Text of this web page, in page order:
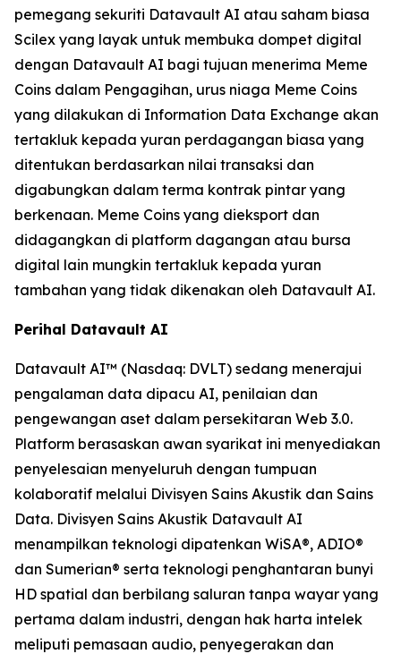
pemegang sekuriti Datavault AI atau saham biasa
Scilex yang layak untuk membuka dompet digital
dengan Datavault AI bagi tujuan menerima Meme
Coins dalam Pengagihan, urus niaga Meme Coins
yang dilakukan di Information Data Exchange akan
tertakluk kepada yuran perdagangan biasa yang
ditentukan berdasarkan nilai transaksi dan
digabungkan dalam terma kontrak pintar yang
berkenaan. Meme Coins yang dieksport dan
didagangkan di platform dagangan atau bursa
digital lain mungkin tertakluk kepada yuran
tambahan yang tidak dikenakan oleh Datavault AI.
Perihal Datavault AI
Datavault AI™ (Nasdaq: DVLT) sedang menerajui
pengalaman data dipacu AI, penilaian dan
pengewangan aset dalam persekitaran Web 3.0.
Platform berasaskan awan syarikat ini menyediakan
penyelesaian menyeluruh dengan tumpuan
kolaboratif melalui Divisyen Sains Akustik dan Sains
Data. Divisyen Sains Akustik Datavault AI
menampilkan teknologi dipatenkan WiSA®, ADIO®
dan Sumerian® serta teknologi penghantaran bunyi
HD spatial dan berbilang saluran tanpa wayar yang
pertama dalam industri, dengan hak harta intelek
meliputi pemasaan audio, penyegerakan dan